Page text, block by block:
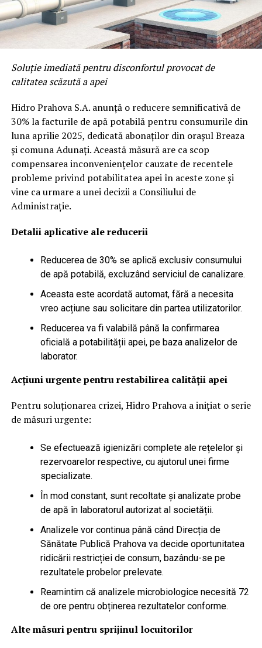
Soluție imediată pentru disconfortul provocat de
calitatea scăzută a apei
Hidro Prahova S.A. anunță o reducere semnificativă de
30% la facturile de apă potabilă pentru consumurile din
luna aprilie 2025, dedicată abonaților din orașul Breaza
și comuna Adunați. Această măsură are ca scop
compensarea inconveniențelor cauzate de recentele
probleme privind potabilitatea apei în aceste zone și
vine ca urmare a unei decizii a Consiliului de
Administrație.
Detalii aplicative ale reducerii
Reducerea de 30% se aplică exclusiv consumului
de apă potabilă, excluzând serviciul de canalizare.
Aceasta este acordată automat, fără a necesita
vreo acțiune sau solicitare din partea utilizatorilor.
Reducerea va fi valabilă până la confirmarea
oficială a potabilității apei, pe baza analizelor de
laborator.
Acțiuni urgente pentru restabilirea calității apei
Pentru soluționarea crizei, Hidro Prahova a inițiat o serie
de măsuri urgente:
Se efectuează igienizări complete ale rețelelor și
rezervoarelor respective, cu ajutorul unei firme
specializate.
În mod constant, sunt recoltate și analizate probe
de apă în laboratorul autorizat al societății.
Analizele vor continua până când Direcția de
Sănătate Publică Prahova va decide oportunitatea
ridicării restricției de consum, bazându-se pe
rezultatele probelor prelevate.
Reamintim că analizele microbiologice necesită 72
de ore pentru obținerea rezultatelor conforme.
Alte măsuri pentru sprijinul locuitorilor